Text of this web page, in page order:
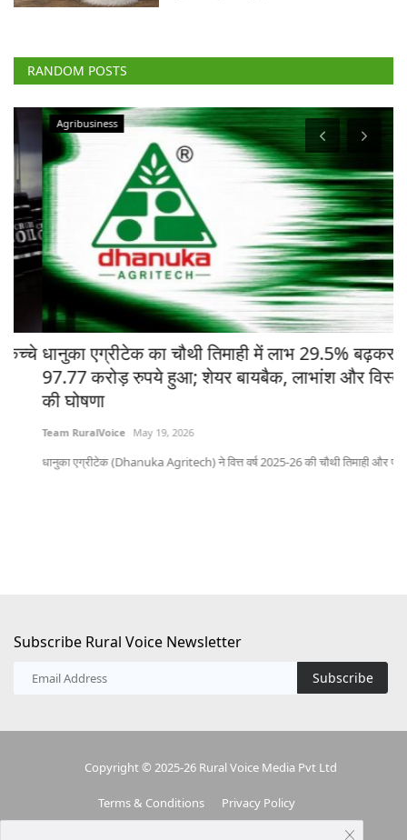
RANDOM POSTS
Agribusiness
धानुका एग्रीटेक का चौथी तिमाही में लाभ 29.5% बढ़कर
97.77 करोड़ रुपये हुआ; शेयर बायबैक, लाभांश और विस्तार
की घोषणा
Team RuralVoice May 19, 2026
धानुका एग्रीटेक (Dhanuka Agritech) ने वित्त वर्ष 2025-26 की चौथी तिमाही और पूरे...
Subscribe Rural Voice Newsletter
Subscribe
Copyright © 2025-26 Rural Voice Media Pvt Ltd
Terms & Conditions Privacy Policy